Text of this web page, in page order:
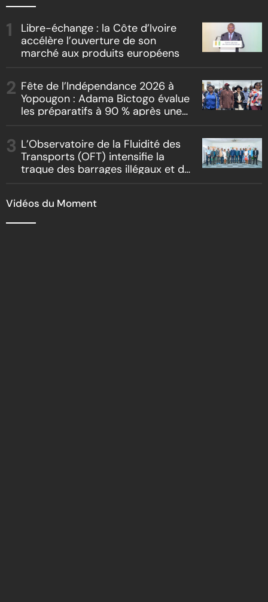
Libre-échange : la Côte d’Ivoire
accélère l’ouverture de son
marché aux produits européens
Fête de l’Indépendance 2026 à
Yopougon : Adama Bictogo évalue
les préparatifs à 90 % après une
L’Observatoire de la Fluidité des
Transports (OFT) intensifie la
traque des barrages illégaux et du
Vidéos du Moment